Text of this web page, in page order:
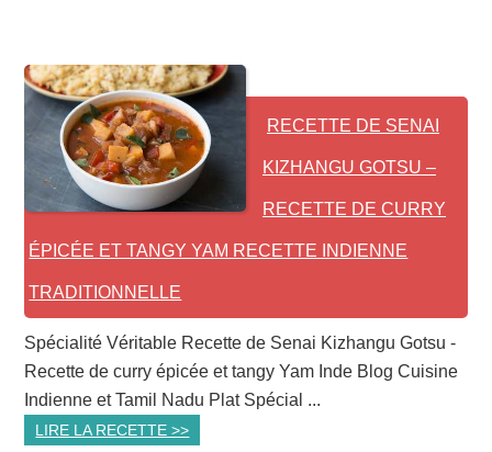
RECETTE DE SENAI
KIZHANGU GOTSU –
RECETTE DE CURRY
ÉPICÉE ET TANGY YAM RECETTE INDIENNE
TRADITIONNELLE
Spécialité Véritable Recette de Senai Kizhangu Gotsu -
Recette de curry épicée et tangy Yam Inde Blog Cuisine
Indienne et Tamil Nadu Plat Spécial ...
LIRE LA RECETTE >>